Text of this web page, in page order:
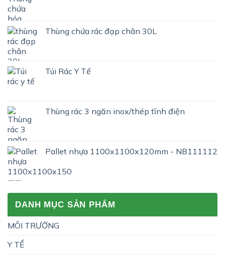
nào?
Thùng chứa rác đạp chân 30L
Túi Rác Y Tế
Thùng rác 3 ngăn inox/thép tĩnh điện
Pallet nhựa 1100x1100x120mm - NB111112
DANH MỤC SẢN PHẨM
MÔI TRƯỜNG
Y TẾ